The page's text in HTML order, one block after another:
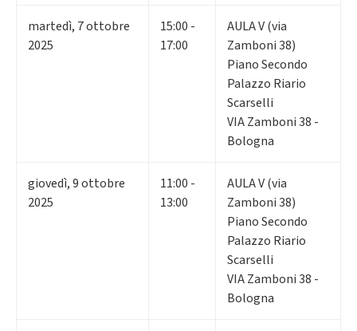
martedì, 7ottobre
2025
15:00 -
17:00
AULA V (via
Zamboni 38)
Piano Secondo
Palazzo Riario
Scarselli
VIA Zamboni 38 -
Bologna
giovedì,9ottobre
2025
11:00 -
13:00
AULA V (via
Zamboni 38)
Piano Secondo
Palazzo Riario
Scarselli
VIA Zamboni 38 -
Bologna